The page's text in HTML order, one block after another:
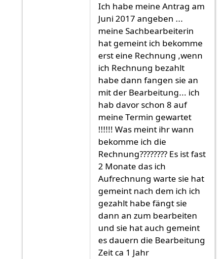
Ich habe meine Antrag am
Juni 2017 angeben ...
meine Sachbearbeiterin
hat gemeint ich bekomme
erst eine Rechnung ,wenn
ich Rechnung bezahlt
habe dann fangen sie an
mit der Bearbeitung... ich
hab davor schon 8 auf
meine Termin gewartet
!!!!!! Was meint ihr wann
bekomme ich die
Rechnung???????? Es ist fast
2 Monate das ich
Aufrechnung warte sie hat
gemeint nach dem ich ich
gezahlt habe fängt sie
dann an zum bearbeiten
und sie hat auch gemeint
es dauern die Bearbeitung
Zeit ca 1 Jahr